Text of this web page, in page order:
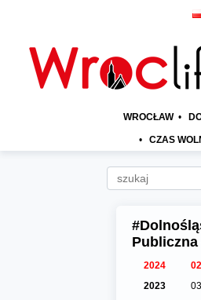
WROCŁAW •
• CZAS
2024
02
2023
03